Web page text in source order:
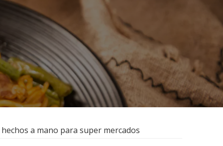
a mano para super mercados